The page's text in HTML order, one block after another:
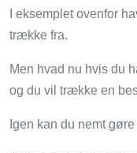
I eksemplet ovenfor
trække fra.
Men hvad nu hvis du
og du vil trække en
Igen kan du nemt